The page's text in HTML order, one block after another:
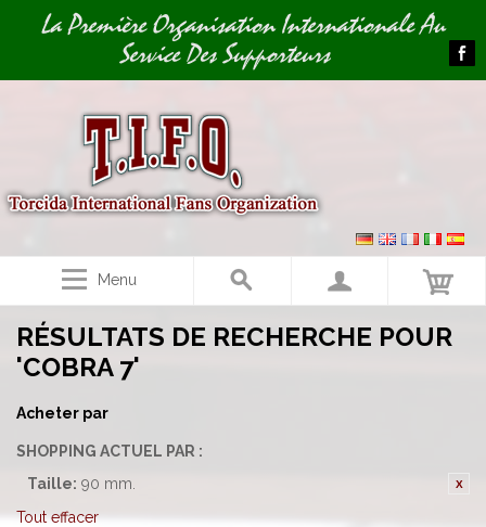
Image 01La Première Organisation Internationale Au
Service Des Supporteurs
Menu
RÉSULTATS DE RECHERCHE POUR
'COBRA 7'
Acheter par
SHOPPING ACTUEL PAR :
Taille: 90 mm.
Tout effacer